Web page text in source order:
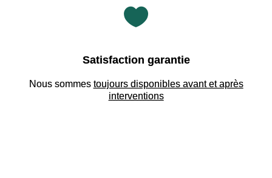

Satisfaction garantie
Nous sommes toujours disponibles avant et après
interventions